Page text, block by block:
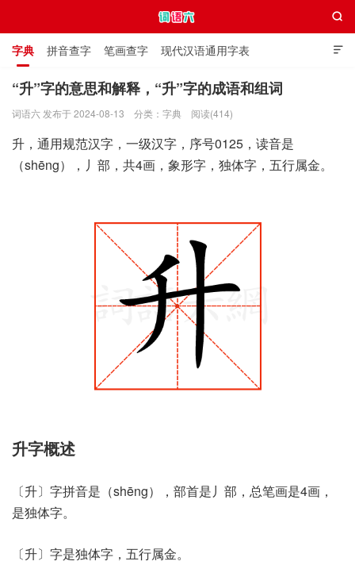

字典 拼音查字 笔画查字 现代汉语通用字表
通用规范汉字表 叠字大全 独体字大全 极简英语词典

“升”字的意思和解释，“升”字的成语和组词
词语六 发布于 2024-08-13 分类： 字典 阅读(414)
升，通用规范汉字，一级汉字，序号0125，读音是
（shēng），丿部，共4画，象形字，独体字，五行属金。
升字概述
〔升〕字拼音是（shēng），部首是丿部，总笔画是4画，
是独体字。
〔升〕字是独体字，五行属金。